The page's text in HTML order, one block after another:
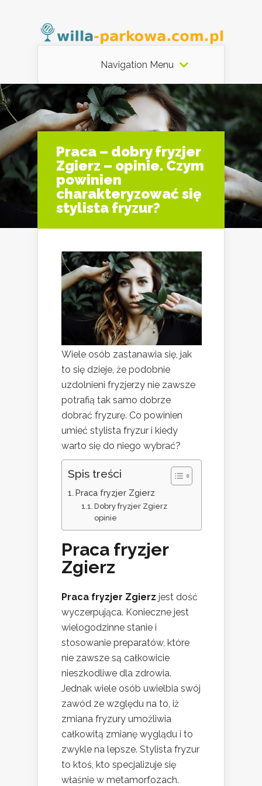
Navigation Menu
Praca – dobry fryzjer
Zgierz – opinie. Czym
powinien
charakteryzować się
stylista fryzur?
Wiele osób zastanawia się, jak
to się dzieje, że podobnie
uzdolnieni fryzjerzy nie zawsze
potrafią tak samo dobrze
dobrać fryzurę. Co powinien
umieć stylista fryzur i kiedy
warto się do niego wybrać?
Spis treści
Praca fryzjer Zgierz
Dobry fryzjer Zgierz
opinie
Praca fryzjer
Zgierz
Praca fryzjer Zgierz jest dość
wyczerpująca. Konieczne jest
wielogodzinne stanie i
stosowanie preparatów, które
nie zawsze są całkowicie
nieszkodliwe dla zdrowia.
Jednak wiele osób uwielbia swój
zawód ze względu na to, iż
zmiana fryzury umożliwia
całkowitą zmianę wyglądu i to
zwykle na lepsze. Stylista fryzur
to ktoś, kto specjalizuje się
właśnie w metamorfozach.